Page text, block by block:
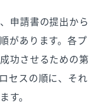
申請書の提出から
があります。各プ
功させるための第
セスの順に、それ
す。